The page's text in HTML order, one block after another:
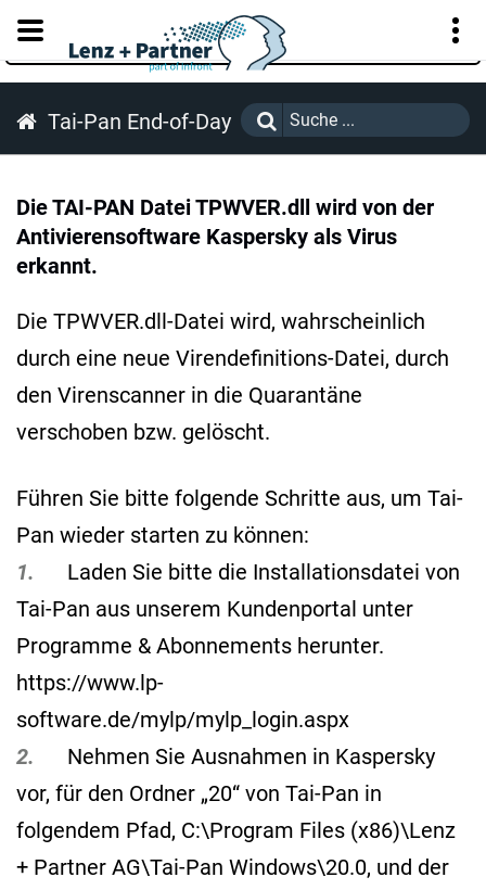
KUNDENPORTAL
Tai-Pan End-of-Day
Die TAI-PAN Datei TPWVER.dll wird von der
Antivierensoftware Kaspersky als Virus
erkannt.
Die TPWVER.dll-Datei wird, wahrscheinlich
durch eine neue Virendefinitions-Datei, durch
den Virenscanner in die Quarantäne
verschoben bzw. gelöscht.
Führen Sie bitte folgende Schritte aus, um Tai-
Pan wieder starten zu können:
1.
Laden Sie bitte die Installationsdatei von
Tai-Pan aus unserem Kundenportal unter
Programme & Abonnements herunter.
https://www.lp-
software.de/mylp/mylp_login.aspx
2.
Nehmen Sie Ausnahmen in Kaspersky
vor, für den Ordner „20“ von Tai-Pan in
folgendem Pfad, C:\Program Files (x86)\Lenz
+ Partner AG\Tai-Pan Windows\20.0, und der